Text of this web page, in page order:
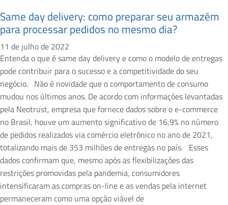
Same day delivery: como preparar seu armazém
para processar pedidos no mesmo dia?
11 de julho de 2022
Entenda o que é same day delivery e como o modelo de entregas
pode contribuir para o sucesso e a competitividade do seu
negócio. Não é novidade que o comportamento de consumo
mudou nos últimos anos. De acordo com informações levantadas
pela Neotrust, empresa que fornece dados sobre o e-commerce
no Brasil, houve um aumento significativo de 16,9% no número
de pedidos realizados via comércio eletrônico no ano de 2021,
totalizando mais de 353 milhões de entregas no país. Esses
dados confirmam que, mesmo após as flexibilizações das
restrições promovidas pela pandemia, consumidores
intensificaram as compras on-line e as vendas pela internet
permaneceram como uma opção viável de